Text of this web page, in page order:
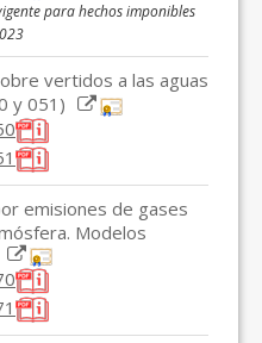
para hechos imponibles
vertidos a las aguas
y 051)
emisiones de gases
Modelos